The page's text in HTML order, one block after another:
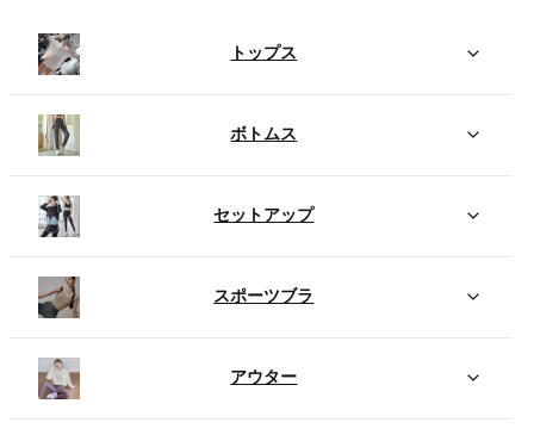
トップス
ボトムス
セットアップ
スポーツブラ
アウター